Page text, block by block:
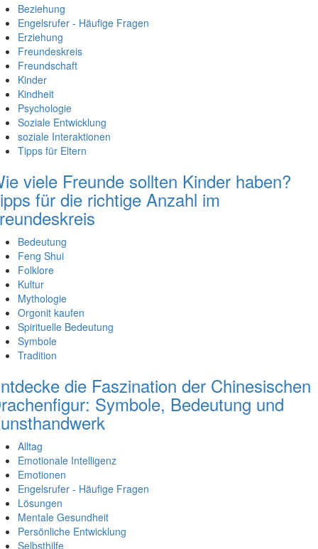
Beziehung
Engelsrufer - Häufige Fragen
Erziehung
Freundeskreis
Freundschaft
Kinder
Kindheit
Psychologie
Soziale Entwicklung
soziale Interaktionen
Tipps für Eltern
viele Freunde sollten Kinder haben?
für die richtige Anzahl im
Bedeutung
Feng Shui
Folklore
Kultur
Mythologie
Orgonit kaufen
Spirituelle Bedeutung
Symbole
Tradition
die Faszination der Chinesischen
Symbole, Bedeutung und
Alltag
Emotionale Intelligenz
Emotionen
Engelsrufer - Häufige Fragen
Lösungen
Mentale Gesundheit
Persönliche Entwicklung
Selbsthilfe